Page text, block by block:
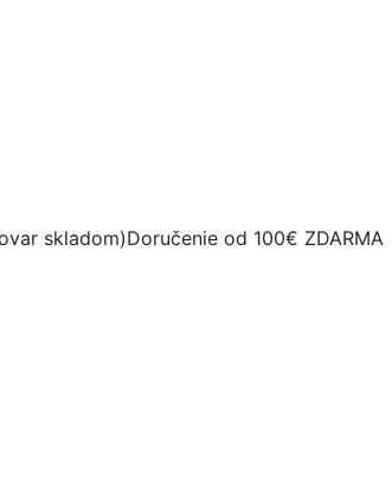
skladom)Doručenie od 100€ ZDARMA